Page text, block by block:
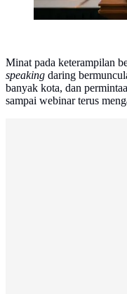
Minat pada keterampilan
speaking daring
banyak kota, dan
sampai webinar terus